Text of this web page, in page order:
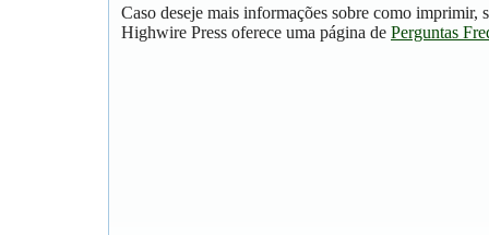
Caso deseje mais informações sobre como imprimir,
Highwire Press oferece uma página de Perguntas